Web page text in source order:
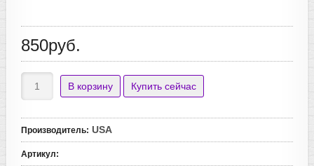
850руб.
Производитель: USA
Артикул: